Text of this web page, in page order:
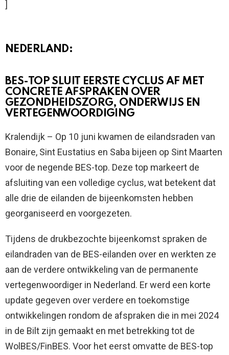
]
NEDERLAND:
BES-TOP SLUIT EERSTE CYCLUS AF MET
CONCRETE AFSPRAKEN OVER
GEZONDHEIDSZORG, ONDERWIJS EN
VERTEGENWOORDIGING
Kralendijk – Op 10 juni kwamen de eilandsraden van
Bonaire, Sint Eustatius en Saba bijeen op Sint Maarten
voor de negende BES-top. Deze top markeert de
afsluiting van een volledige cyclus, wat betekent dat
alle drie de eilanden de bijeenkomsten hebben
georganiseerd en voorgezeten.
Tijdens de drukbezochte bijeenkomst spraken de
eilandraden van de BES-eilanden over en werkten ze
aan de verdere ontwikkeling van de permanente
vertegenwoordiger in Nederland. Er werd een korte
update gegeven over verdere en toekomstige
ontwikkelingen rondom de afspraken die in mei 2024
in de Bilt zijn gemaakt en met betrekking tot de
WolBES/FinBES. Voor het eerst omvatte de BES-top